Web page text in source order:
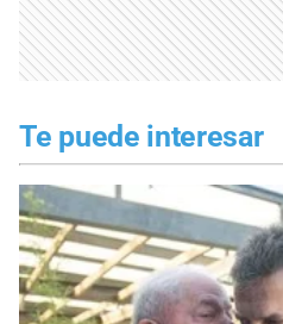
Te puede interesar